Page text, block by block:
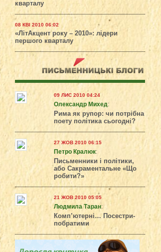
кварталу
08 КВІ 2010 06:02
«ЛітАкцент року – 2010»: лідери
першого кварталу
09 ЛИС 2010 04:24
Олександр Михед:
Рима як рупор: чи потрібна
поету політика сьогодні?
27 ЖОВ 2010 06:15
Петро Кралюк:
Письменники і політики,
або Сакраментальне «Що
робити?»
21 ЖОВ 2010 05:05
Людмила Таран:
Комп’ютерні… Посестри-
побратими